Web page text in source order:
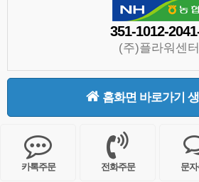
351-1012-
(주)플라워센터
홈화면 바로가기 생
카톡주문 전화주문 문